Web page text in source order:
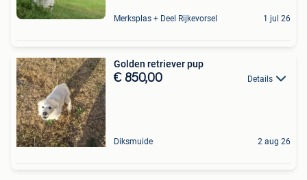
Merksplas + Deel Rijkevorsel 1 jul 26
Golden retriever pup
€ 850,00 Details
Diksmuide 2 aug 26